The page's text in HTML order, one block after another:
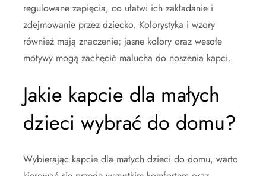
regulowane zapięcia, co ułatwi ich zakładanie i
zdejmowanie przez dziecko. Kolorystyka i wzory
również mają znaczenie; jasne kolory oraz wesołe
motywy mogą zachęcić malucha do noszenia kapci.
Jakie kapcie dla małych
dzieci wybrać do domu?
Wybierając kapcie dla małych dzieci do domu, warto